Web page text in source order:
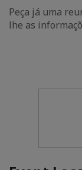
Peça já uma
lhe as